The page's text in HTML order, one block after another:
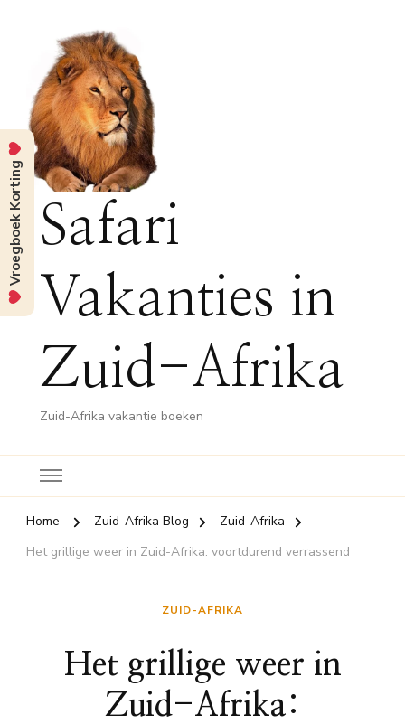
Safari
Vakanties in
Zuid-Afrika
Zuid-Afrika vakantie boeken
Home Zuid-Afrika Blog
Zuid-Afrika
Het grillige weer in Zuid-Afrika: voortdurend verrassend
ZUID-AFRIKA
Het grillige weer in
Zuid-Afrika:
Vroegboek Korting